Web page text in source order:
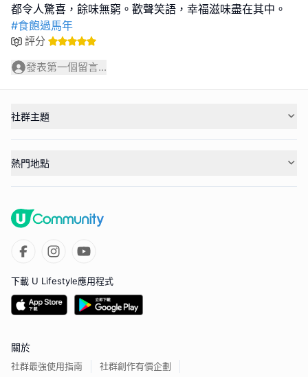
#食飽過馬年
評分
發表第一個留言...
社群主題
熱門地點
下載 U Lifestyle應用程式
關於
社群最強使用指南 社群創作有價企劃